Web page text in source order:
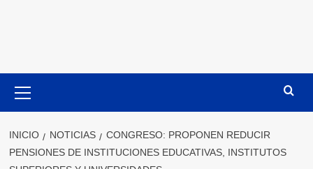
primario
INICIO NOTICIAS
CONGRESO: PROPONEN REDUCIR
PENSIONES DE INSTITUCIONES EDUCATIVAS, INSTITUTOS